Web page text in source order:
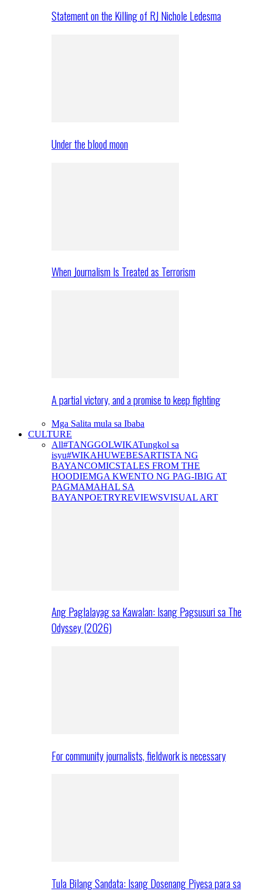
Statement on the Killing of RJ Nichole Ledesma
Under the blood moon
When Journalism Is Treated as Terrorism
A partial victory, and a promise to keep fighting
Mga Salita mula sa Ibaba
CULTURE
All#TANGGOLWIKATungkol sa
isyu#WIKAHUWEBESARTISTA NG
BAYANCOMICSTALES FROM THE
HOODIEMGA KWENTO NG PAG-IBIG AT
PAGMAMAHAL SA
BAYANPOETRYREVIEWSVISUAL ART
Ang Paglalayag sa Kawalan: Isang Pagsusuri sa The
Odyssey (2026)
For community journalists, fieldwork is necessary
Tula Bilang Sandata: Isang Dosenang Piyesa para sa